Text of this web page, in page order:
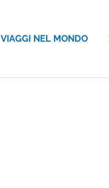
VIAGGI NEL MONDO